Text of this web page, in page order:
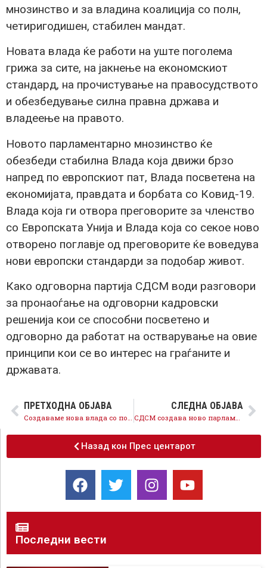
мнозинство и за владина коалиција со полн,
четиригодишен, стабилен мандат.
Новата влада ќе работи на уште поголема
грижа за сите, на јакнење на економскиот
стандард, на прочистување на правосудството
и обезбедување силна правна држава и
владеење на правото.
Новото парламентарно мнозинство ќе
обезбеди стабилна Влада која движи брзо
напред по европскиот пат, Влада посветена на
економијата, правдата и борбата со Ковид-19.
Влада која ги отвора преговорите за членство
со Европската Унија и Влада која со секое ново
отворено поглавје од преговорите ќе воведува
нови европски стандарди за подобар живот.
Како одговорна партија СДСМ води разговори
за пронаоѓање на одговорни кадровски
решенија кои се способни посветено и
одговорно да работат на остварување на овие
принципи кои се во интерес на граѓаните и
државата.
ПРЕТХОДНА ОБЈАВА
Создаваме нова влада со полн четиригодишен мандат која ќе им служи на граѓаните со сите капацитети
СЛЕДНА ОБЈАВА
СДСМ создава ново парламентарно мнозинство и нова Влада ослободени од национализам
Назад кон Прес центарот
Последни вести